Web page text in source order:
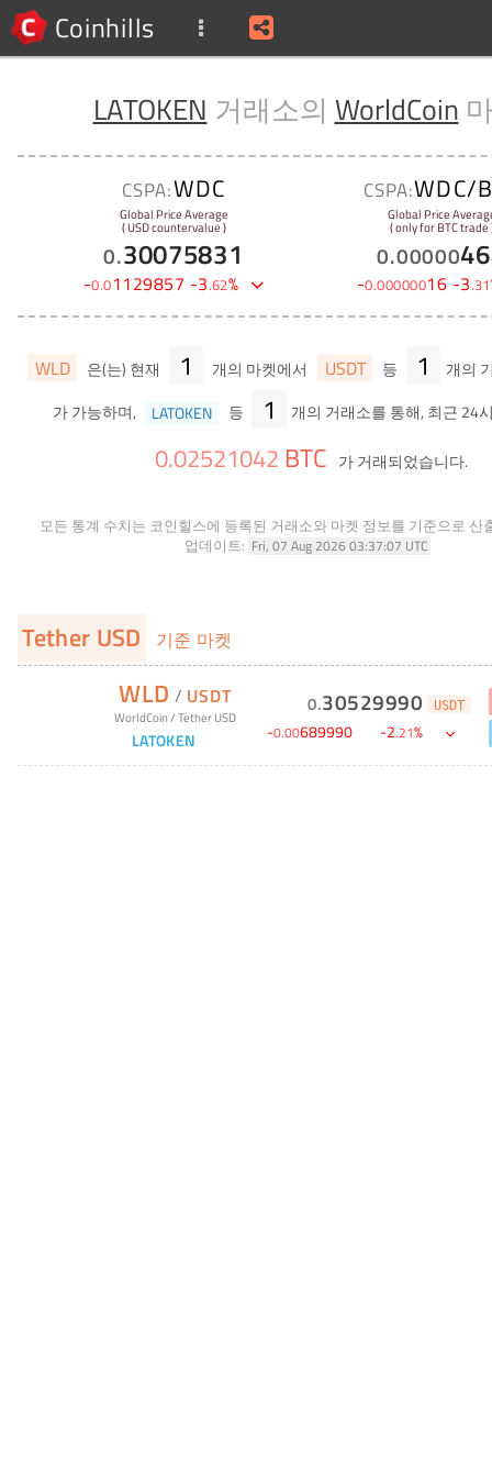
Coinhills
LATOKEN 거래소의 WorldCoin
CSPA:WDC
Global Price Average
( USD countervalue )
0.30075831
-0.01129857 -3.62%
CSPA:WDC/
Global Price
( only for BTC trade
0.00000
-0.00000016 -3.31
WLD 은(는) 현재 1 개의 마켓에서 USDT 등 1
개의
가 가능하며,
LATOKEN 등 1 개의 거래소를 통해, 최근 24
0.02521042 BTC 가 거래되었습니다.
모든 통계 수치는 코인힐스에 등록된 거래소와 마켓 정보를 기준으로 산
업데이트: Fri, 07 Aug 2026 03:37:07 UTC
Tether USD 기준 마켓
WLD / USDT
WorldCoin/Tether USD
LATOKEN
0.30529990 USDT
-0.00689990 -2.21%